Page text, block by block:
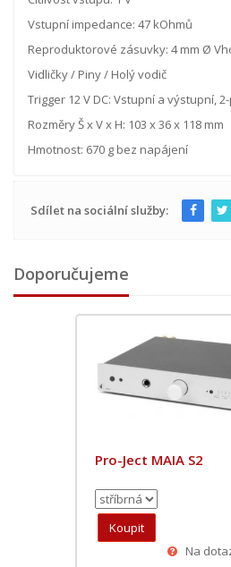
Vstupní impedance: 47 kOhmů
Reproduktorové zásuvky: 4 mm Ø
Vidličky / Piny / Holý vodič
Trigger 12 V DC: Vstupní a výstupní,
Rozměry Š x V x H: 103 x 36 x 118 mm
Hmotnost: 670 g bez napájení
Sdílet na sociální služby:
Doporučujeme
Pro-Ject MAIA S2
Na